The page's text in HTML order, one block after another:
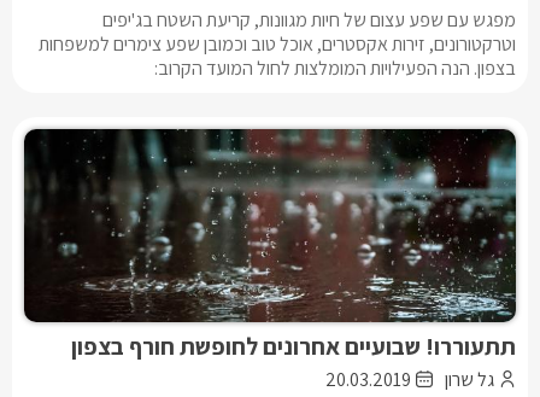
מפגש עם שפע עצום של חיות מגוונות, קריעת השטח בג'יפים
וטרקטורונים, זירות אקסטרים, אוכל טוב וכמובן שפע צימרים למשפחות
בצפון. הנה הפעילויות המומלצות לחול המועד הקרוב:
תתעוררו! שבועיים אחרונים לחופשת חורף בצפון
גל שרון 20.03.2019